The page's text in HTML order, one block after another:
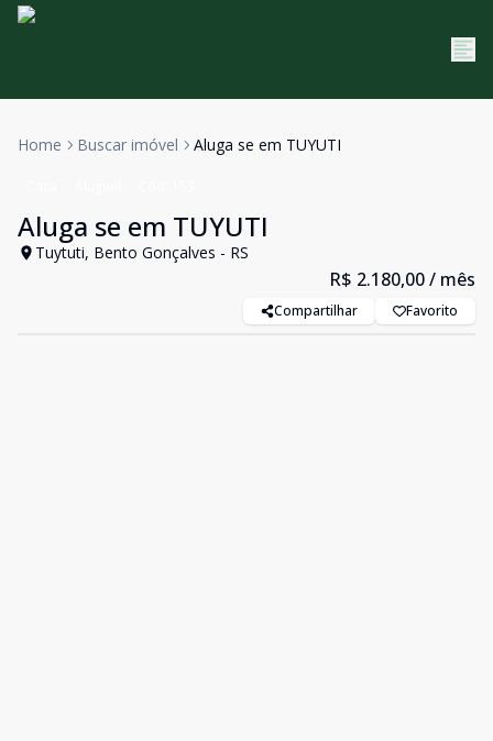
Home Buscar imóvel Aluga se em TUYUTI
Aluga se em TUYUTI
Tuytuti, Bento Gonçalves - RS
R$ 2.180,00/ mês
Compartilhar Favorito